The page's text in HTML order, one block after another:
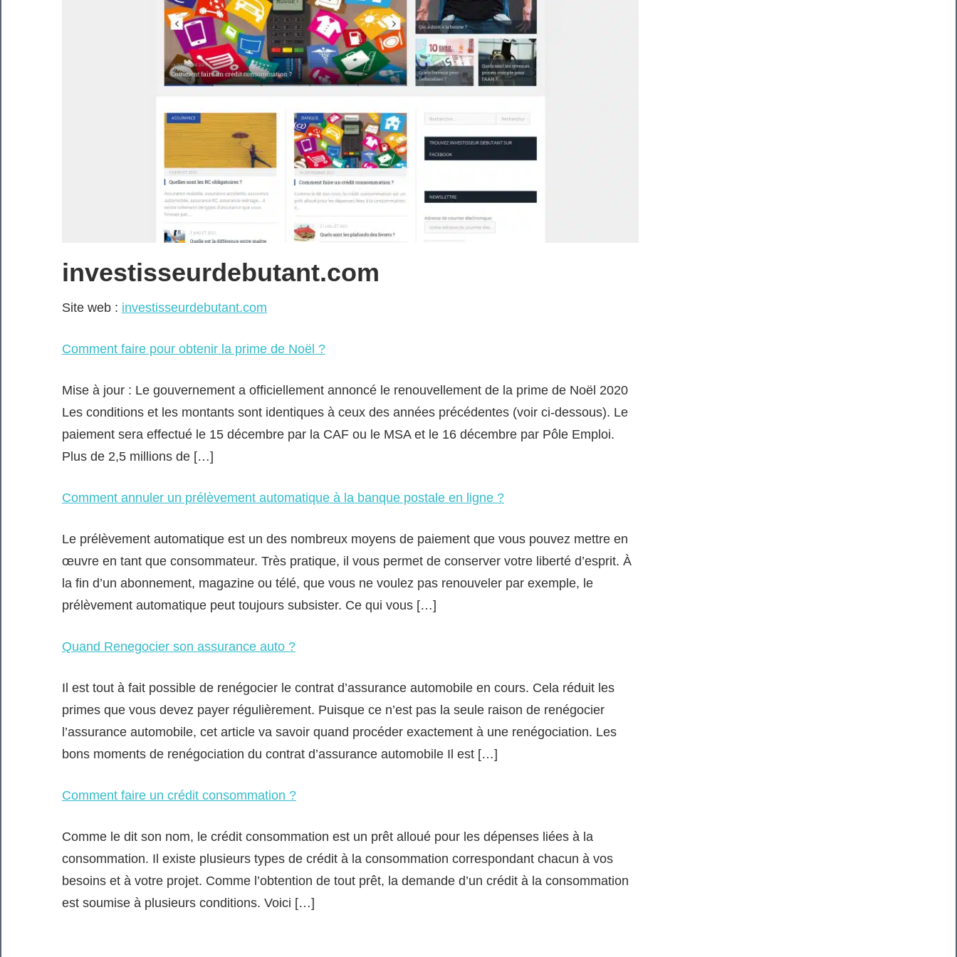
investisseurdebutant.com
Site web : investisseurdebutant.com
Comment faire pour obtenir la prime de Noël ?
Mise à jour : Le gouvernement a officiellement annoncé le renouvellement de la prime de Noël 2020
Les conditions et les montants sont identiques à ceux des années précédentes (voir ci-dessous). Le
paiement sera effectué le 15 décembre par la CAF ou le MSA et le 16 décembre par Pôle Emploi.
Plus de 2,5 millions de […]
Comment annuler un prélèvement automatique à la banque postale en ligne ?
Le prélèvement automatique est un des nombreux moyens de paiement que vous pouvez mettre en
œuvre en tant que consommateur. Très pratique, il vous permet de conserver votre liberté d’esprit. À
la fin d’un abonnement, magazine ou télé, que vous ne voulez pas renouveler par exemple, le
prélèvement automatique peut toujours subsister. Ce qui vous […]
Quand Renegocier son assurance auto ?
Il est tout à fait possible de renégocier le contrat d’assurance automobile en cours. Cela réduit les
primes que vous devez payer régulièrement. Puisque ce n’est pas la seule raison de renégocier
l’assurance automobile, cet article va savoir quand procéder exactement à une renégociation. Les
bons moments de renégociation du contrat d’assurance automobile Il est […]
Comment faire un crédit consommation ?
Comme le dit son nom, le crédit consommation est un prêt alloué pour les dépenses liées à la
consommation. Il existe plusieurs types de crédit à la consommation correspondant chacun à vos
besoins et à votre projet. Comme l’obtention de tout prêt, la demande d’un crédit à la consommation
est soumise à plusieurs conditions. Voici […]